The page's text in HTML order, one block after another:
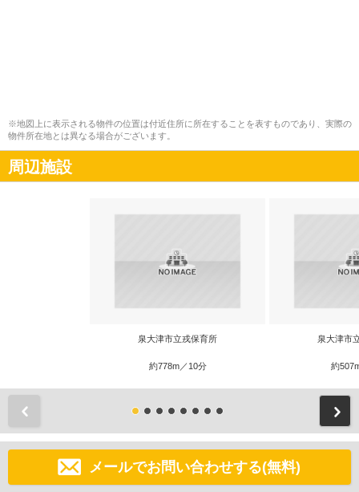
※地図上に表示される物件の位置は付近住所に所在することを表すものであり、実際の
物件所在地とは異なる場合がございます。
周辺施設
泉大津市立戎保育所
約778m／10分
泉大津市
約
メールでお問い合わせする(無料)